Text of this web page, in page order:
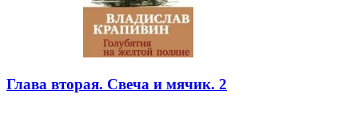
Глава вторая. Свеча и мячик. 2